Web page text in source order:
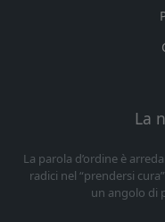
La
La parola d’ordine è
radici nel “prendersi
un angolo di